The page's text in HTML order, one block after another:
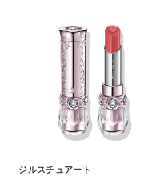
ジルスチュアート